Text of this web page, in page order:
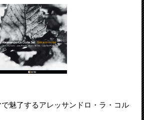
魅了するアレッサンドロ・ラ・コル